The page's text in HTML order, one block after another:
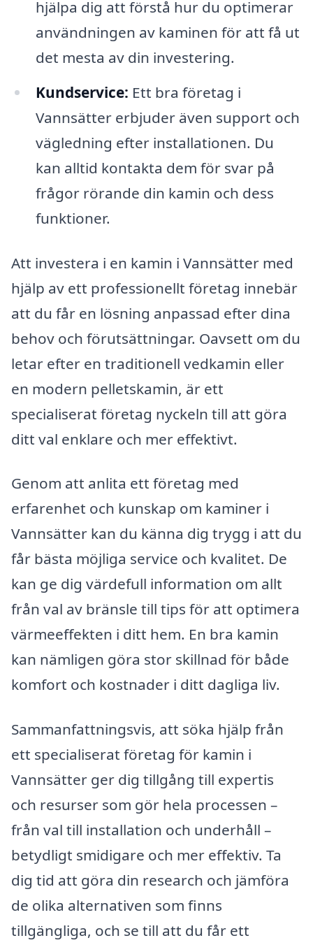
hjälpa dig att förstå hur du optimerar
användningen av kaminen för att få ut
det mesta av din investering.
Kundservice: Ett bra företag i
Vannsätter erbjuder även support och
vägledning efter installationen. Du
kan alltid kontakta dem för svar på
frågor rörande din kamin och dess
funktioner.
Att investera i en kamin i Vannsätter med
hjälp av ett professionellt företag innebär
att du får en lösning anpassad efter dina
behov och förutsättningar. Oavsett om du
letar efter en traditionell vedkamin eller
en modern pelletskamin, är ett
specialiserat företag nyckeln till att göra
ditt val enklare och mer effektivt.
Genom att anlita ett företag med
erfarenhet och kunskap om kaminer i
Vannsätter kan du känna dig trygg i att du
får bästa möjliga service och kvalitet. De
kan ge dig värdefull information om allt
från val av bränsle till tips för att optimera
värmeeffekten i ditt hem. En bra kamin
kan nämligen göra stor skillnad för både
komfort och kostnader i ditt dagliga liv.
Sammanfattningsvis, att söka hjälp från
ett specialiserat företag för kamin i
Vannsätter ger dig tillgång till expertis
och resurser som gör hela processen –
från val till installation och underhåll –
betydligt smidigare och mer effektiv. Ta
dig tid att göra din research och jämföra
de olika alternativen som finns
tillgängliga, och se till att du får ett